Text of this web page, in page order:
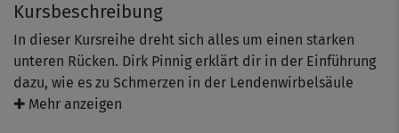
Kursbeschreibung
In dieser Kursreihe dreht sich alles um einen starken
unteren Rücken. Dirk Pinnig erklärt dir in der Einführung
dazu, wie es zu Schmerzen in der Lendenwirbelsäule
kommt und warum für ihre Stärkung nicht nur die
✚ Mehr anzeigen